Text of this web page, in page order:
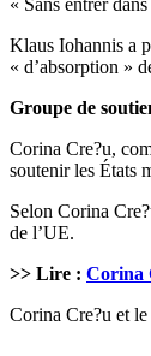
« Sans entrer
Klaus Iohannis a
« d’absorption »
Groupe de
Corina Cre?u,
soutenir les États
Selon Corina
de l’UE.
>> Lire : Corina
Corina Cre?u et